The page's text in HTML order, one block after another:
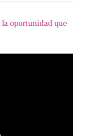
la oportunidad que